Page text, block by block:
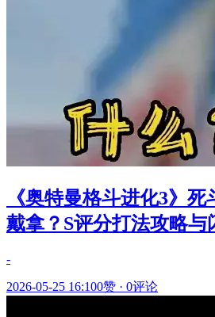
《奥特曼格斗进化3》
戴拿？S评分打法攻略与
-
2026-05-25 16:100赞 · 0评论